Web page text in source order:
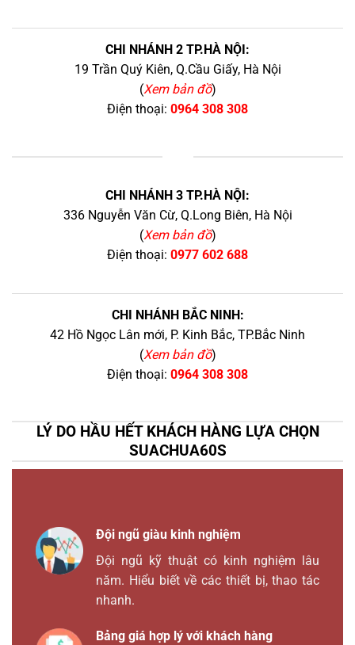
CHI NHÁNH 2 TP.HÀ NỘI:
19 Trần Quý Kiên, Q.Cầu Giấy, Hà Nội
(Xem bản đồ)
Điện thoại: 0964 308 308
CHI NHÁNH 3 TP.HÀ NỘI:
336 Nguyễn Văn Cừ, Q.Long Biên, Hà Nội
(Xem bản đồ)
Điện thoại: 0977 602 688
CHI NHÁNH BẮC NINH:
42 Hồ Ngọc Lân mới, P. Kinh Bắc, TP.Bắc Ninh
(Xem bản đồ)
Điện thoại: 0964 308 308
LÝ DO HẦU HẾT KHÁCH HÀNG LỰA CHỌN
SUACHUA60S
Đội ngũ giàu kinh nghiệm
Đội ngũ kỹ thuật có kinh nghiệm lâu
năm. Hiểu biết về các thiết bị, thao tác
nhanh.
Bảng giá hợp lý với khách hàng